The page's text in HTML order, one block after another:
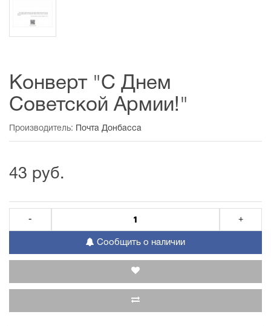
Конверт "С Днем
Советской Армии!"
Производитель: Почта Донбасса
43 руб.
- +
Сообщить о наличии